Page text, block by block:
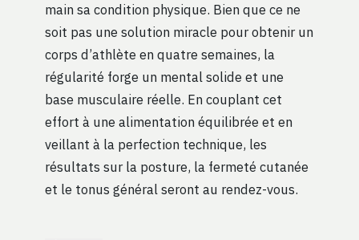
main sa condition physique. Bien que ce ne
soit pas une solution miracle pour obtenir un
corps d’athlète en quatre semaines, la
régularité forge un mental solide et une
base musculaire réelle. En couplant cet
effort à une alimentation équilibrée et en
veillant à la perfection technique, les
résultats sur la posture, la fermeté cutanée
et le tonus général seront au rendez-vous.